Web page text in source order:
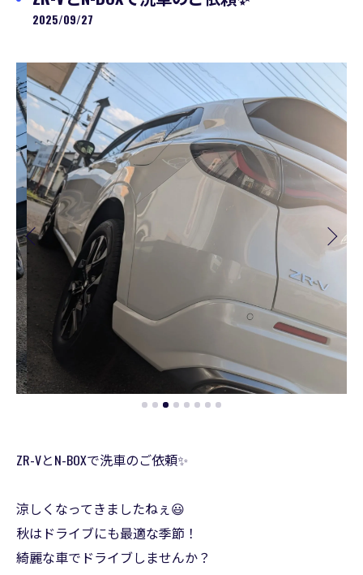
2025/09/27
ZR-VとN-BOXで洗車のご依頼✨
涼しくなってきましたねぇ😃
秋はドライブにも最適な季節！
綺麗な車でドライブしませんか？